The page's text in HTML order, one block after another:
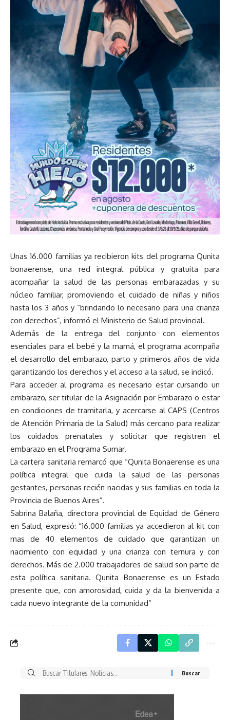
Unas 16.000 familias ya recibieron kits del programa Qunita
bonaerense, una red integral pública y gratuita para
acompañar la salud de las personas embarazadas y su
núcleo familiar, promoviendo el cuidado de niñas y niños
hasta los 3 años y “brindando lo necesario para una crianza
con derechos”, informó el Ministerio de Salud provincial.
Además de la entrega del conjunto con elementos
esenciales para el bebé y la mamá, el programa acompaña
el desarrollo del embarazo, parto y primeros años de vida
garantizando los derechos y el acceso a la salud, se indicó.
Para acceder al programa es necesario estar cursando un
embarazo, ser titular de la Asignación por Embarazo o estar
en condiciones de tramitarla, y acercarse al CAPS (Centros
de Atención Primaria de la Salud) más cercano para realizar
los cuidados prenatales y solicitar que registren el
embarazo en el Programa Sumar.
La cartera sanitaria remarcó que “Qunita Bonaerense es una
política integral que cuida la salud de las personas
gestantes, personas recién nacidas y sus familias en toda la
Provincia de Buenos Aires”.
Sabrina Balaña, directora provincial de Equidad de Género
en Salud, expresó: “16.000 familias ya accedieron al kit con
mas de 40 elementos de cuidado que garantizan un
nacimiento con equidad y una crianza con ternura y con
derechos. Más de 2.000 trabajadores de salud son parte de
esta política sanitaria. Qunita Bonaerense es un Estado
presente que, con amorosidad, cuida y da la bienvenida a
cada nuevo integrante de la comunidad”
Buscar